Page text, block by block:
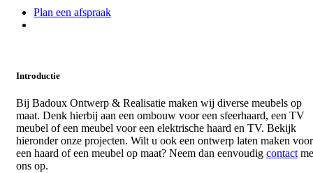
Plan een afspraak
Introductie
Bij Badoux Ontwerp & Realisatie maken wij diverse meubels op
maat. Denk hierbij aan een ombouw voor een sfeerhaard, een TV
meubel of een meubel voor een elektrische haard en TV. Bekijk
hieronder onze projecten. Wilt u ook een ontwerp laten maken voor
een haard of een meubel op maat? Neem dan eenvoudig contact
ons op.